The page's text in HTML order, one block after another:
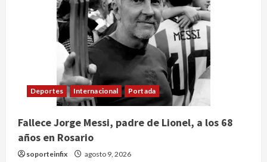
Deportes Internacional Portada
Fallece Jorge Messi, padre de Lionel, a los 68
años en Rosario
soporteinfix agosto 9, 2026